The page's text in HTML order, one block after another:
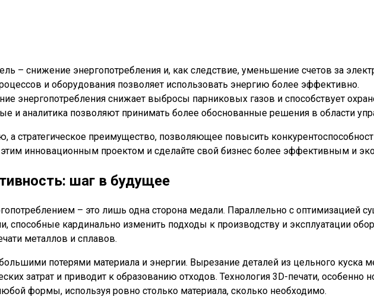
– снижение энергопотребления и, как следствие, уменьшение счетов за
и оборудования позволяет использовать энергию более эффективно.
энергопотребления снижает выбросы парниковых газов и способствует
и аналитика позволяют принимать более обоснованные решения в области
а стратегическое преимущество, позволяющее повысить
инновационным проектом и сделайте свой бизнес более эффективным и
шаг в будущее
– это лишь одна сторона медали. Параллельно с оптимизацией
способные кардинально изменить подходы к производству и эксплуатации
металлов и сплавов.
потерями материала и энергии. Вырезание деталей из цельного куска
затрат и приводит к образованию отходов. Технология 3D-печати,
формы, используя ровно столько материала, сколько необходимо.